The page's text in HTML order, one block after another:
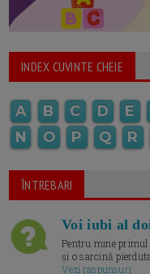
INDEX CUVINTE CHEIE
A B C D E
N
O P Q R
ÎNTREBARI
Voi iubi al
Pentru mine primul
și o sarcină
Vezi raspunsuri